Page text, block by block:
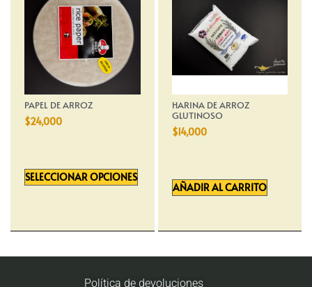
PAPEL DE ARROZ
$24,000
SELECCIONAR OPCIONES
HARINA DE ARROZ
GLUTINOSO
$14,000
AÑADIR AL CARRITO
Política de devoluciones